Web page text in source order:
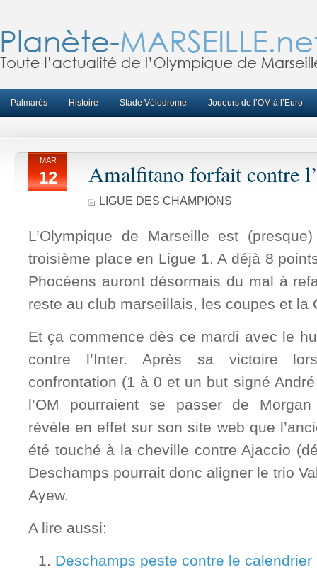
Palmarès Histoire Stade Vélodrome Joueurs de l’OM à l’Euro
MAR
12 Amalfitano forfait contre
LIGUE DES CHAMPIONS
L’Olympique de Marseille est
troisième place en Ligue 1. A déjà 8
Phocéens auront désormais du mal à
reste au club marseillais, les coupes et la
Et ça commence dès ce mardi avec le
contre l’Inter. Après sa victoire
confrontation (1 à 0 et un but signé
l’OM pourraient se passer de Morgan
révèle en effet sur son site web que
été touché à la cheville contre Ajaccio
Deschamps pourrait donc aligner le trio
Ayew.
A lire aussi:
Deschamps peste contre le calendrier